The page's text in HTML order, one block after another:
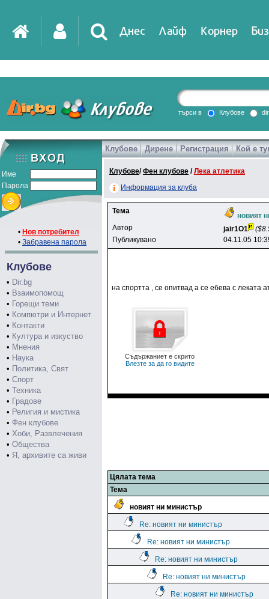
Днес Лайф Корнер
DirTV Impressio
Games
търси в Клубове
Име
Парола
• Нов потребител
• Забравена парола
Клубове
• Dir.bg
• Взаимопомощ
• Горещи теми
• Компютри и Интернет
• Контакти
• Култура и изкуство
• Мнения
• Наука
• Политика, Свят
• Спорт
• Техника
• Градове
• Религия и мистика
• Фен клубове
• Хоби, Развлечения
• Общества
• Я, архивите са живи
Клубове Дирене Регистрация Кой е
Клубове/Фен клубове /Лека атлетика
Информация за клуба
Тема
новият
Автор
jair1O1
Публикувано
04.11.05
на спортта , се опитвад а се ебева с леката
Съдържаниет е скрито
Влезте за да го видите
Цялата тема
Тема
новият ни министър
Re: новият ни министър
Re: новият ни министър
Re: новият ни министър
Re: новият ни министър
Re: новият ни министър